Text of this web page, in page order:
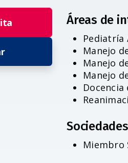
Áreas de
Pediatría
Manejo
Manejo
Manejo
Miembro